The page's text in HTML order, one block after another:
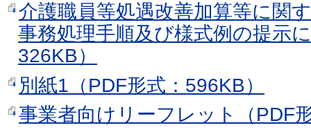
介護職員等処遇改善加算等に関
事務処理手順及び様式例の提示
326KB）
別紙1（PDF形式：596KB）
事業者向けリーフレット（PDF